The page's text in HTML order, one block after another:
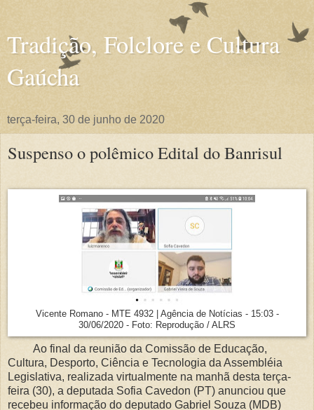
Tradição, Folclore e Cultura
Gaúcha
terça-feira, 30 de junho de 2020
Suspenso o polêmico Edital do Banrisul
Vicente Romano - MTE 4932 | Agência de Notícias - 15:03 -
30/06/2020 - Foto: Reprodução / ALRS
Ao final da reunião da Comissão de Educação,
Cultura, Desporto, Ciência e Tecnologia da Assembléia
Legislativa, realizada virtualmente na manhã desta terça-
feira (30), a deputada Sofia Cavedon (PT) anunciou que
recebeu informação do deputado Gabriel Souza (MDB)